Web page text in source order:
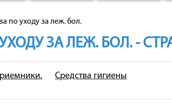
по уходу за леж. бол.
ЗА ЛЕЖ. БОЛ. -
Средства гигиены